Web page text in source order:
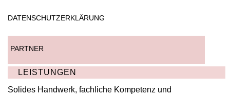
DATENSCHUTZERKLÄRUNG
PARTNER
LEISTUNGEN
Solides Handwerk, fachliche Kompetenz und